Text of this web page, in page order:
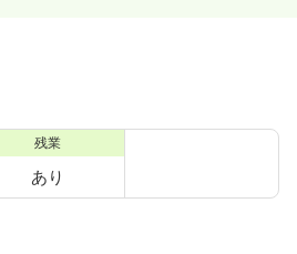
残業
あり